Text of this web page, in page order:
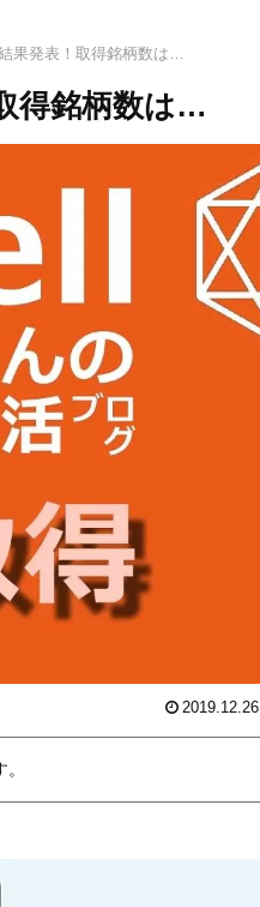
果発表！取得銘柄数は…
得銘柄数は…
2019.12.26